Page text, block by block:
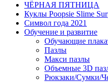
ЧЁРНАЯ ПЯТНИЦА
Куклы Poopsie Slime
Символ года 2021
Обучение и развитие
Обучающие
Пазлы
Макси пазлы
Объемные 3D
Рюкзаки/Сумки/